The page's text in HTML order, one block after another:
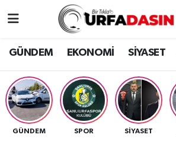
GÜNDEM EKONOMİ SİYASET
GÜNDEM SPOR SİYASET
EKONOMİ
SİYASET
SPOR
Gizlilik ve Güvenlik Politikası
İletişim
Nöbetçi Eczaneler
Hava Durumu
Namaz Vakitleri
Trafik Durumu